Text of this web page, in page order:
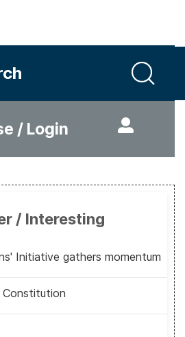
/ Login
/ Interesting
Initiative gathers momentum
Constitution